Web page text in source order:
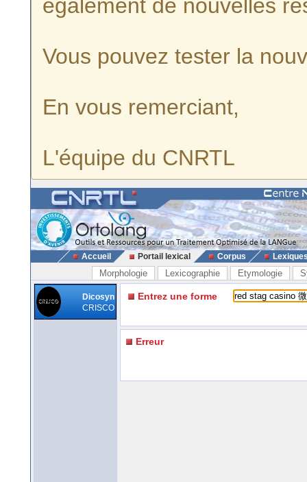
également de nouvelles
Vous pouvez tester la
En vous remerciant,
L'équipe du CNRTL
Accueil Portail lexical Corpus
Morphologie Lexicographie Etymologie
Dicosyn
CRISCO
Entrez une forme
Erreur